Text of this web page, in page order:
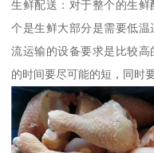
生鲜配送：对于整个的生
个是生鲜大部分是需要低
流运输的设备要求是比较
的时间要尽可能的短，同时